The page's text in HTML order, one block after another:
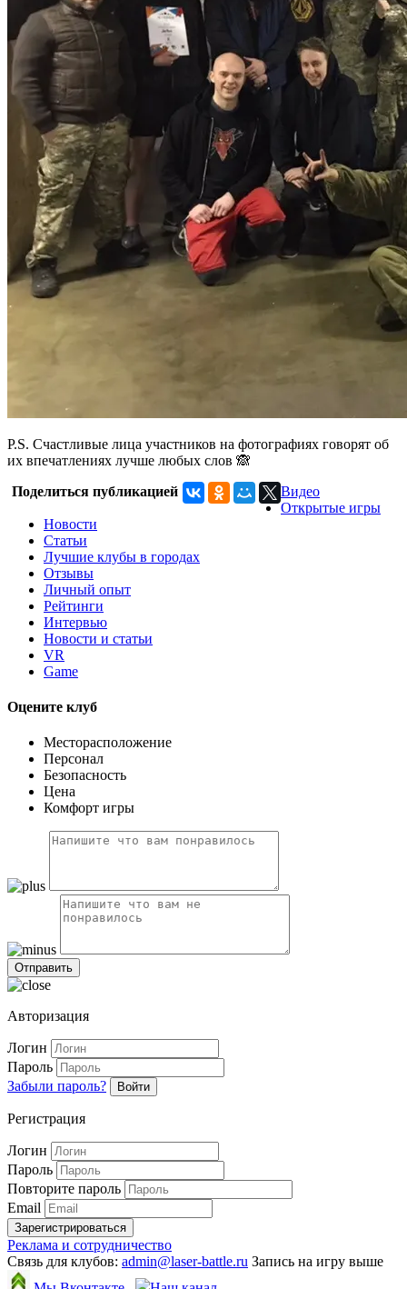
P.S. Счастливые лица участников на фотографиях говорят об
их впечатлениях лучше любых слов 🙈
Поделиться публикацией
Видео
Открытые игры
Новости
Статьи
Лучшие клубы в городах
Отзывы
Личный опыт
Рейтинги
Интервью
Новости и статьи
VR
Game
Оцените клуб
Месторасположение
Персонал
Безопасность
Цена
Комфорт игры
Авторизация
Логин
Пароль
Забыли пароль?
Войти
Регистрация
Логин
Пароль
Повторите пароль
Email
Зарегистрироваться
Реклама и сотрудничество
Связь для клубов: admin@laser-battle.ru Запись на игру выше